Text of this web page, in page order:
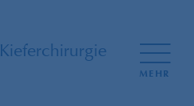
Kieferchirurgie